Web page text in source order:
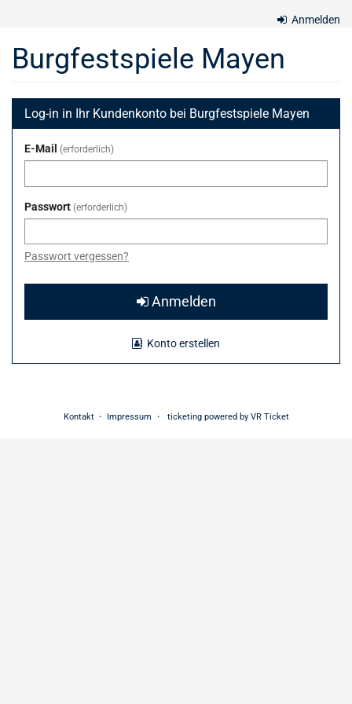
Inhalt
springen
Anmelden
Burgfestspiele Mayen
Log-in in Ihr Kundenkonto bei Burgfestspiele Mayen
E-Mail erforderlich
Passwort erforderlich
Passwort vergessen?
Anmelden
Konto erstellen
Kontakt Impressum ticketing powered by VR Ticket